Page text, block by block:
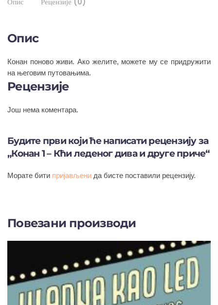
Опис
Конан поново живи. Ако желите, можете му се придружити
на његовим путовањима.
Рецензије
Још нема коментара.
Будите први који ће написати рецензију за
„Конан 1 – Кћи леденог дива и друге приче“
Морате бити пријављени да бисте поставили рецензију.
Повезани производи